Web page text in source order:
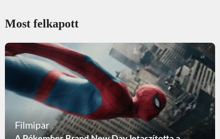
Most felkapott
Filmipar